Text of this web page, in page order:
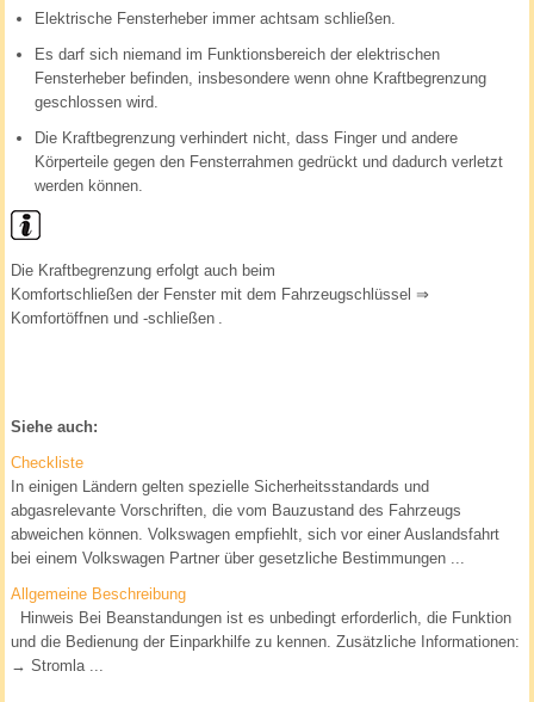
Elektrische Fensterheber immer achtsam schließen.
Es darf sich niemand im Funktionsbereich der elektrischen
Fensterheber befinden, insbesondere wenn ohne Kraftbegrenzung
geschlossen wird.
Die Kraftbegrenzung verhindert nicht, dass Finger und andere
Körperteile gegen den Fensterrahmen gedrückt und dadurch verletzt
werden können.
Die Kraftbegrenzung erfolgt auch beim
Komfortschließen der Fenster mit dem Fahrzeugschlüssel ⇒
Komfortöffnen und -schließen .
Siehe auch:
Checkliste
In einigen Ländern gelten spezielle Sicherheitsstandards und
abgasrelevante Vorschriften, die vom Bauzustand des Fahrzeugs
abweichen können. Volkswagen empfiehlt, sich vor einer Auslandsfahrt
bei einem Volkswagen Partner über gesetzliche Bestimmungen ...
Allgemeine Beschreibung
Hinweis Bei Beanstandungen ist es unbedingt erforderlich, die Funktion
und die Bedienung der Einparkhilfe zu kennen. Zusätzliche Informationen:
→ Stromla ...